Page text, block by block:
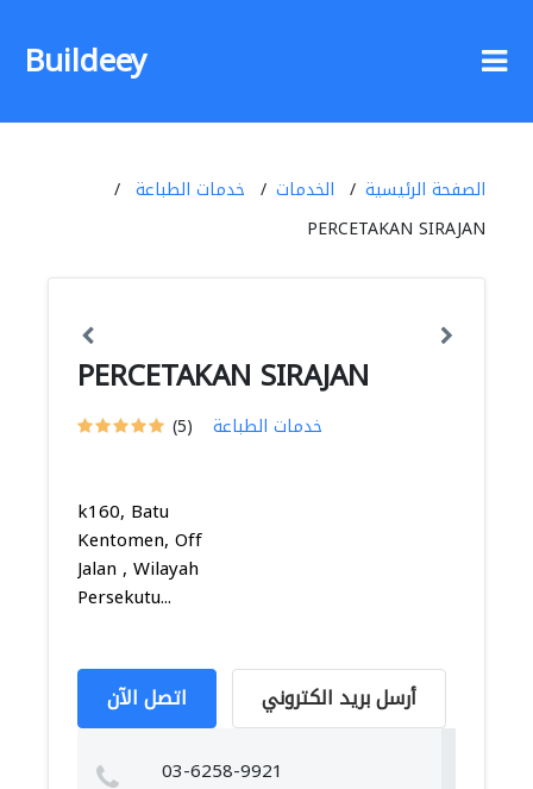
Buildeey
الصفحة الرئيسية الخدمات
خدمات الطباعة
PERCETAKAN SIRAJAN
PERCETAKAN SIRAJAN
(5) خدمات الطباعة
k160, Batu
Kentomen, Off
Jalan , Wilayah
Persekutu...
اتصل الآن أرسل بريد الكتروني
03-6258-9921